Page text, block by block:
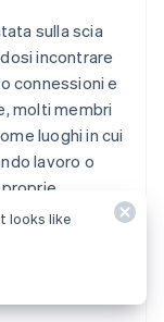
sulla scia
incontrare
connessioni e
molti membri
luoghi in cui
lavoro o
dovrebbero
in questo
looks like